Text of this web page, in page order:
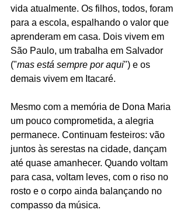
vida atualmente. Os filhos, todos, foram
para a escola, espalhando o valor que
aprenderam em casa. Dois vivem em
São Paulo, um trabalha em Salvador
("mas está sempre por aqui") e os
demais vivem em Itacaré.
Mesmo com a memória de Dona Maria
um pouco comprometida, a alegria
permanece. Continuam festeiros: vão
juntos às serestas na cidade, dançam
até quase amanhecer. Quando voltam
para casa, voltam leves, com o riso no
rosto e o corpo ainda balançando no
compasso da música.